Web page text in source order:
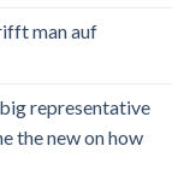
man auf
representative
the new on how